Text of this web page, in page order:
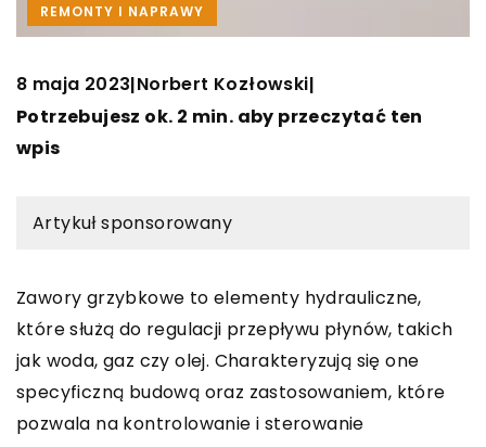
REMONTY I NAPRAWY
8 maja 2023|Norbert Kozłowski|
Potrzebujesz ok. 2 min. aby przeczytać ten
wpis
Artykuł sponsorowany
Zawory grzybkowe to elementy hydrauliczne,
które służą do regulacji przepływu płynów, takich
jak woda, gaz czy olej. Charakteryzują się one
specyficzną budową oraz zastosowaniem, które
pozwala na kontrolowanie i sterowanie